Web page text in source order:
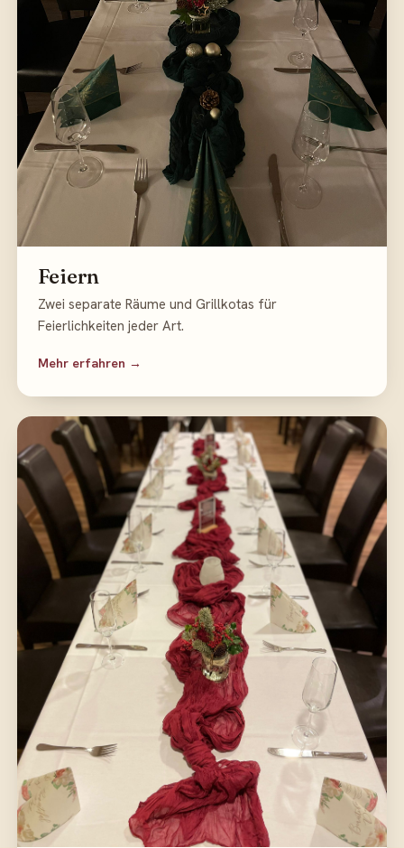
Feiern
Zwei separate Räume und Grillkotas für
Feierlichkeiten jeder Art.
Mehr erfahren